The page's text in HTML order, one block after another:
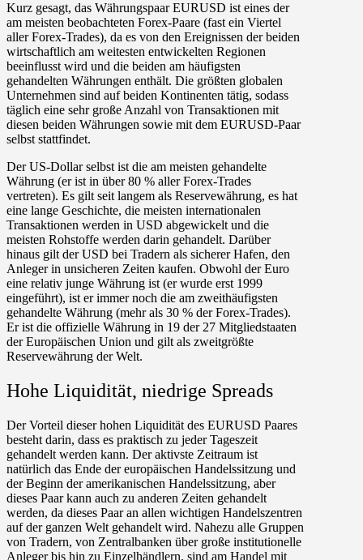
Kurz gesagt, das Währungspaar EURUSD ist eines der
am meisten beobachteten Forex-Paare (fast ein Viertel
aller Forex-Trades), da es von den Ereignissen der beiden
wirtschaftlich am weitesten entwickelten Regionen
beeinflusst wird und die beiden am häufigsten
gehandelten Währungen enthält. Die größten globalen
Unternehmen sind auf beiden Kontinenten tätig, sodass
täglich eine sehr große Anzahl von Transaktionen mit
diesen beiden Währungen sowie mit dem EURUSD-Paar
selbst stattfindet.
Der US-Dollar selbst ist die am meisten gehandelte
Währung (er ist in über 80 % aller Forex-Trades
vertreten). Es gilt seit langem als Reservewährung, es hat
eine lange Geschichte, die meisten internationalen
Transaktionen werden in USD abgewickelt und die
meisten Rohstoffe werden darin gehandelt. Darüber
hinaus gilt der USD bei Tradern als sicherer Hafen, den
Anleger in unsicheren Zeiten kaufen. Obwohl der Euro
eine relativ junge Währung ist (er wurde erst 1999
eingeführt), ist er immer noch die am zweithäufigsten
gehandelte Währung (mehr als 30 % der Forex-Trades).
Er ist die offizielle Währung in 19 der 27 Mitgliedstaaten
der Europäischen Union und gilt als zweitgrößte
Reservewährung der Welt.
Hohe Liquidität, niedrige Spreads
Der Vorteil dieser hohen Liquidität des EURUSD Paares
besteht darin, dass es praktisch zu jeder Tageszeit
gehandelt werden kann. Der aktivste Zeitraum ist
natürlich das Ende der europäischen Handelssitzung und
der Beginn der amerikanischen Handelssitzung, aber
dieses Paar kann auch zu anderen Zeiten gehandelt
werden, da dieses Paar an allen wichtigen Handelszentren
auf der ganzen Welt gehandelt wird. Nahezu alle Gruppen
von Tradern, von Zentralbanken über große institutionelle
Anleger bis hin zu Einzelhändlern, sind am Handel mit